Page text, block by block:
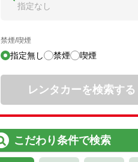
指定なし
禁煙/喫煙
指定無し 禁煙 喫煙
レンタカーを検索する
こだわり条件で検索